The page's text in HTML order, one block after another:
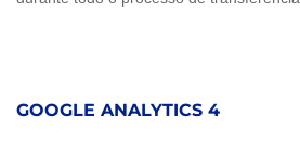
GOOGLE ANALYTICS 4